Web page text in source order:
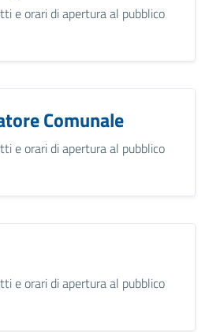
e orari di apertura al pubblico
Comunale
e orari di apertura al pubblico
e orari di apertura al pubblico